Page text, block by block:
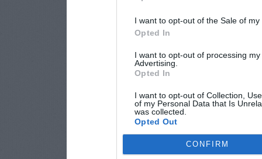
I want to opt-out of the Sale of
Opted In
I want to opt-out of processing
Advertising.
Opted In
I want to opt-out of Collection,
of my Personal Data that Is
was collected.
Opted Out
CONFIRM